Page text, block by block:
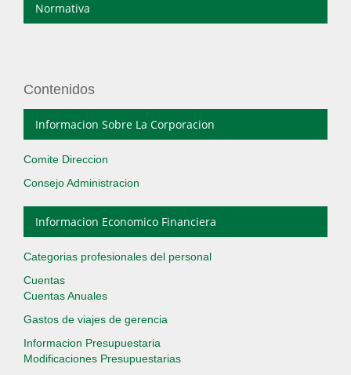
Normativa
Contenidos
Informacion Sobre La Corporacion
Comite Direccion
Consejo Administracion
Informacion Economico Financiera
Categorias profesionales del personal
Cuentas
Cuentas Anuales
Gastos de viajes de gerencia
Informacion Presupuestaria
Modificaciones Presupuestarias